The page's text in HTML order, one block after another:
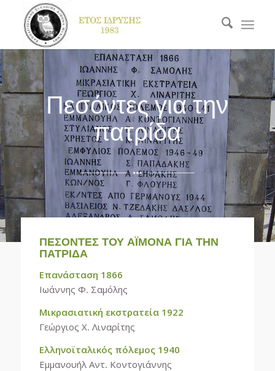
Πεσόντες για την
πατρίδα
ΠΕΣΟΝΤΕΣ ΤΟΥ ΑΪΜΟΝΑ ΓΙΑ ΤΗΝ
ΠΑΤΡΙΔΑ
Επανάσταση 1866
Ιωάννης Φ. Σαμόλης
Μικρασιατική εκστρατεία 1922
Γεώργιος Χ. Λιναρίτης
Ελληνοϊταλικός πόλεμος 1940
Εμμανουήλ Αντ. Κοντογιάννης